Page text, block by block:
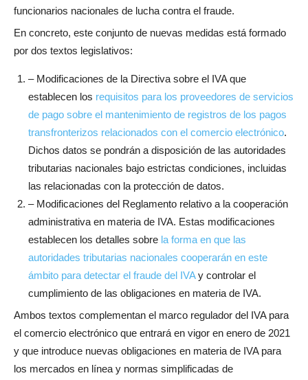
funcionarios nacionales de lucha contra el fraude.
En concreto, este conjunto de nuevas medidas está formado
por dos textos legislativos:
– Modificaciones de la Directiva sobre el IVA que
establecen los requisitos para los proveedores de servicios
de pago sobre el mantenimiento de registros de los pagos
transfronterizos relacionados con el comercio electrónico.
Dichos datos se pondrán a disposición de las autoridades
tributarias nacionales bajo estrictas condiciones, incluidas
las relacionadas con la protección de datos.
– Modificaciones del Reglamento relativo a la cooperación
administrativa en materia de IVA. Estas modificaciones
establecen los detalles sobre la forma en que las
autoridades tributarias nacionales cooperarán en este
ámbito para detectar el fraude del IVAy controlar el
cumplimiento de las obligaciones en materia de IVA.
Ambos textos complementan el marco regulador del IVA para
el comercio electrónico que entrará en vigor en enero de 2021
y que introduce nuevas obligaciones en materia de IVA para
los mercados en línea y normas simplificadas de